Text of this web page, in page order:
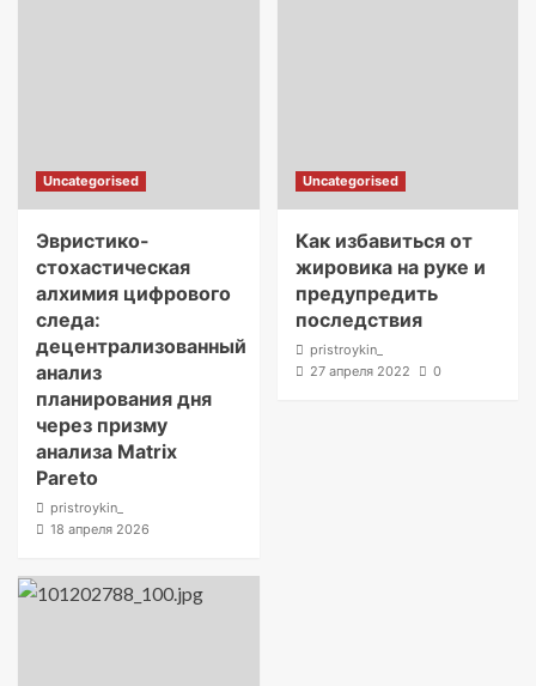
Uncategorised
Эвристико-
стохастическая
алхимия цифрового
следа:
децентрализованный
анализ
планирования дня
через призму
анализа Matrix
Pareto
pristroykin_
18 апреля 2026
Uncategorised
Как избавиться от
жировика на руке и
предупредить
последствия
pristroykin_
27 апреля 2022
0